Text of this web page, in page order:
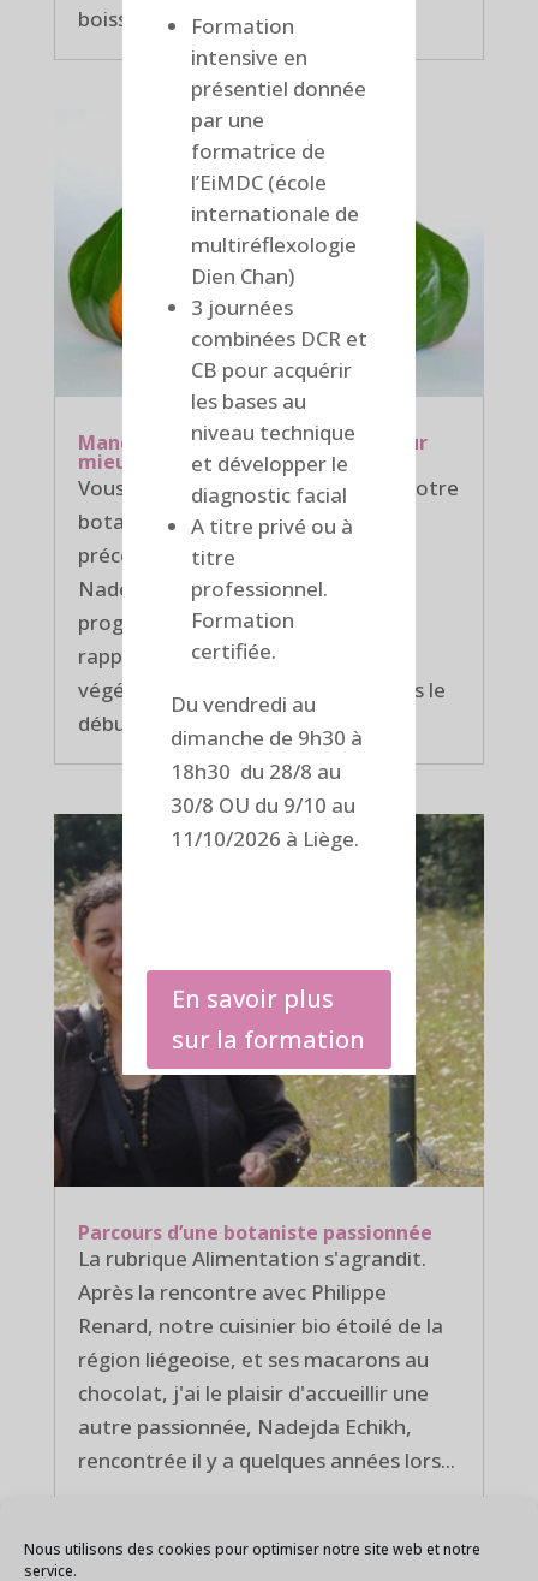
Nous utilisons des cookies pour optimiser notre site web et notre
service.
Formation
intensive en
présentiel donnée
par une
formatrice de
l’EiMDC (école
internationale de
multiréflexologie
Dien Chan)
3 journées
combinées DCR et
CB pour acquérir
les bases au
niveau technique
et développer le
diagnostic facial
A titre privé ou à
titre
professionnel.
Formation
certifiée.
Du vendredi au
dimanche de 9h30 à
18h30 du 28/8 au
30/8 OU du 9/10 au
11/10/2026 à Liège.
En savoir plus
sur la formation
boissons aux...
Mandarine : mieux la connaître pour
mieux l’apprécier
Vous avez fait la connaissance de notre
botaniste passionnée dans le
précédent article. Comme promis,
Nadejda va vous communiquer
progressivement son savoir pour
rapprocher l'homme du monde
végétal, monde indissociable depuis le
début de l'humanité. La série...
Parcours d’une botaniste passionnée
La rubrique Alimentation s'agrandit.
Après la rencontre avec Philippe
Renard, notre cuisinier bio étoilé de la
région liégeoise, et ses macarons au
chocolat, j'ai le plaisir d'accueillir une
autre passionnée, Nadejda Echikh,
rencontrée il y a quelques années lors...